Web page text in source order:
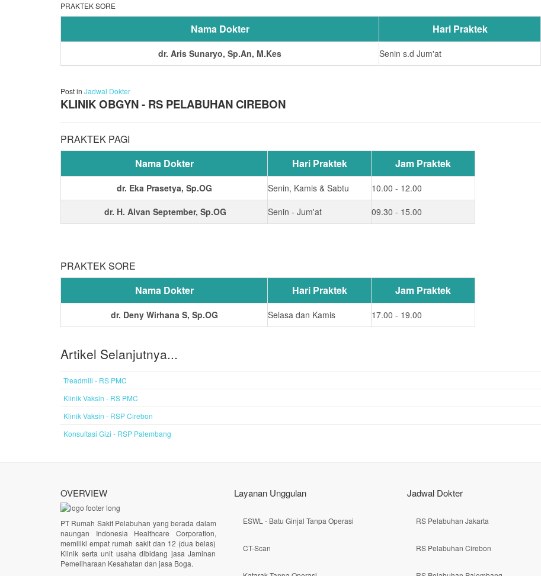
PRAKTEK SORE
Nama Dokter Hari Praktek
dr. Aris Sunaryo, Sp.An, M.Kes Senin s.d Jum'at
Post in Jadwal Dokter
KLINIK OBGYN - RS PELABUHAN CIREBON
PRAKTEK PAGI
Nama Dokter
Hari Praktek Jam Praktek
dr. Eka Prasetya, Sp.OG Senin, Kamis & Sabtu
10.00 - 12.00
dr. H. Alvan September, Sp.OG
Senin - Jum'at 09.30 - 15.00
PRAKTEK SORE
Nama Dokter
Hari Praktek Jam Praktek
dr. Deny Wirhana S, Sp.OG Selasa dan Kamis 17.00 - 19.00
Artikel Selanjutnya...
Treadmill - RS PMC
Klinik Vaksin - RS PMC
Klinik Vaksin - RSP Cirebon
Konsultasi Gizi - RSP Palembang
OVERVIEW
PT Rumah Sakit Pelabuhan yang berada dalam
naungan Indonesia Healthcare Corporation,
memiliki empat rumah sakit dan 12 (dua belas)
Klinik serta unit usaha dibidang jasa Jaminan
Pemeliharaan Kesahatan dan jasa Boga.
Layanan Unggulan
ESWL - Batu Ginjal Tanpa Operasi
CT-Scan
Jadwal Dokter
RS Pelabuhan Jakarta
RS Pelabuhan Cirebon